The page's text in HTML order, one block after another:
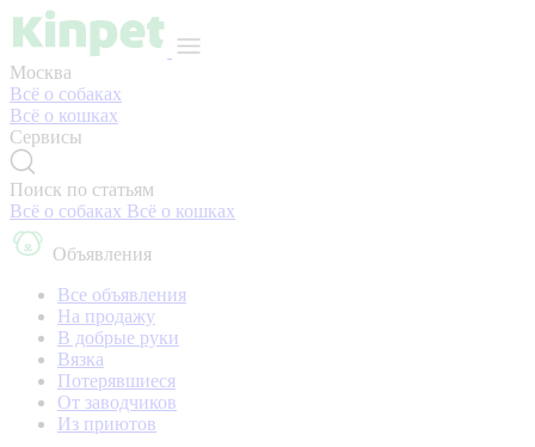
Москва
Всё о собаках
Всё о кошках
Сервисы
Поиск по статьям
Всё о собаках Всё о кошках
Объявления
Все объявления
На продажу
В добрые руки
Вязка
Потерявшиеся
От заводчиков
Из приютов